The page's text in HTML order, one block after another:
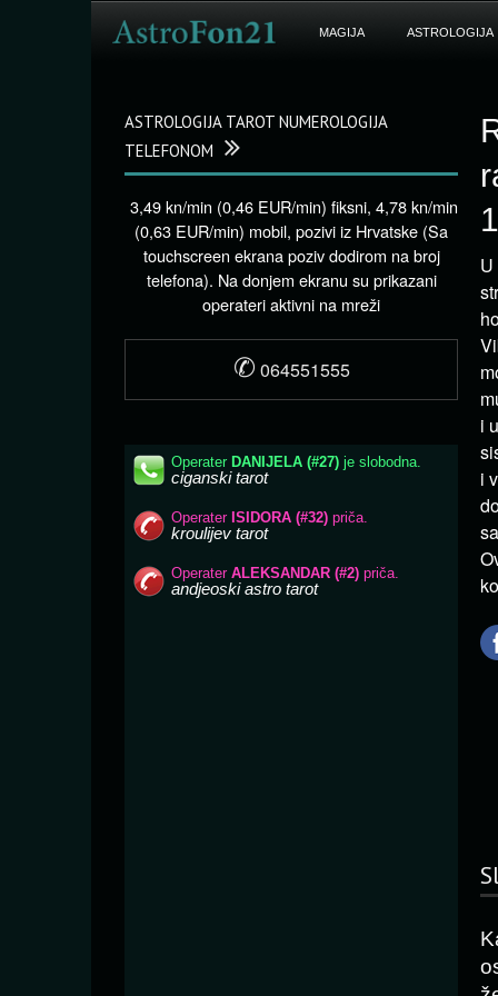
MAGIJA ASTROLOGIJA
i
i
ASTROLOGIJA TAROT NUMEROLOGIJA
TELEFONOM
3,49 kn/min (0,46 EUR/min) fiksni, 4,78 kn/min
(0,63 EUR/min) mobil, pozivi iz Hrvatske (Sa
touchscreen ekrana poziv dodirom na broj
telefona). Na donjem ekranu su prikazani
operateri aktivni na mreži
✆ 064551555